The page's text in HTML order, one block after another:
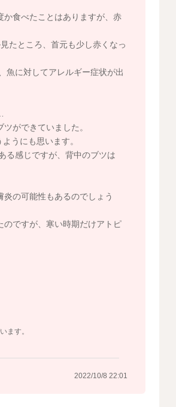
か食べたことはありますが、赤
たところ、首元も少し赤くなっ
魚に対してアレルギー症状が出
ができていました。
うにも思います。
る感じですが、背中のブツは
の可能性もあるのでしょう
ですが、寒い時期だけアトピ
ます。
2022/10/8 22:01